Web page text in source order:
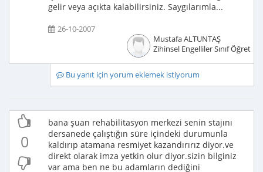
gelir veya açıkta kalabilirsiniz. Saygılarımla...
26-10-2007
Mustafa ALTUNTAŞ
Zihinsel Engelliler Sınıf
Bu yanıt için yorum eklemek istiyorum
0
bana şuan rehabilitasyon merkezi senin stajını
dersanede çalıştığın süre içindeki durumunla
kaldırıp atamana resmiyet kazandırırız diyor.ve
direkt olarak imza yetkin olur diyor.sizin bilginiz
var ama ben ne bu adamların dediğini